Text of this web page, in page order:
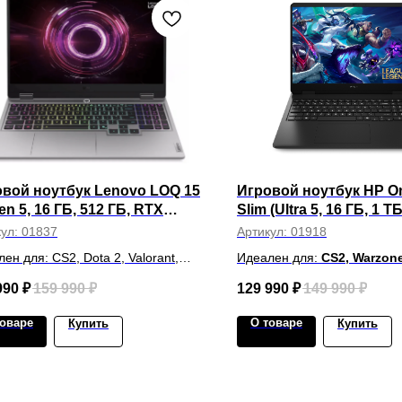
ноутбук Lenovo LOQ 15
5, 16 ГБ, 512 ГБ, RTX
144 Гц, Win 11) Серый
01837
для: CS2, Dota 2, Valorant,
Premiere Pro, Blender,
₽159 990 ₽
Купить
Игровой ноутбук HP
Slim (Ultra 5, 16 ГБ, 1
5050, 165 Гц, Win 11)
Артикул: 01918
Идеален для: CS2,
Adobe Premiere Pro, After
Photoshop, Figma, DaVinci
Unreal Engine
129 990 ₽149 990 ₽
О товаре Купить